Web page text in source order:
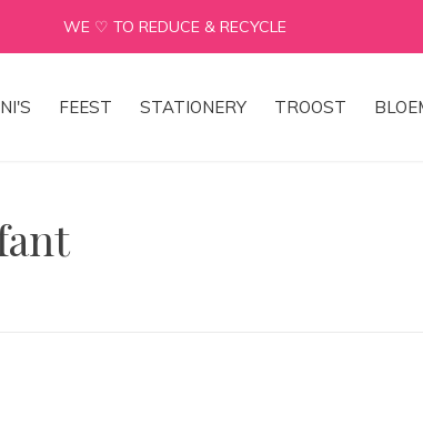
FEEST STATIONERY TROOST
WE ♡ TO REDUCE & RECYCLE